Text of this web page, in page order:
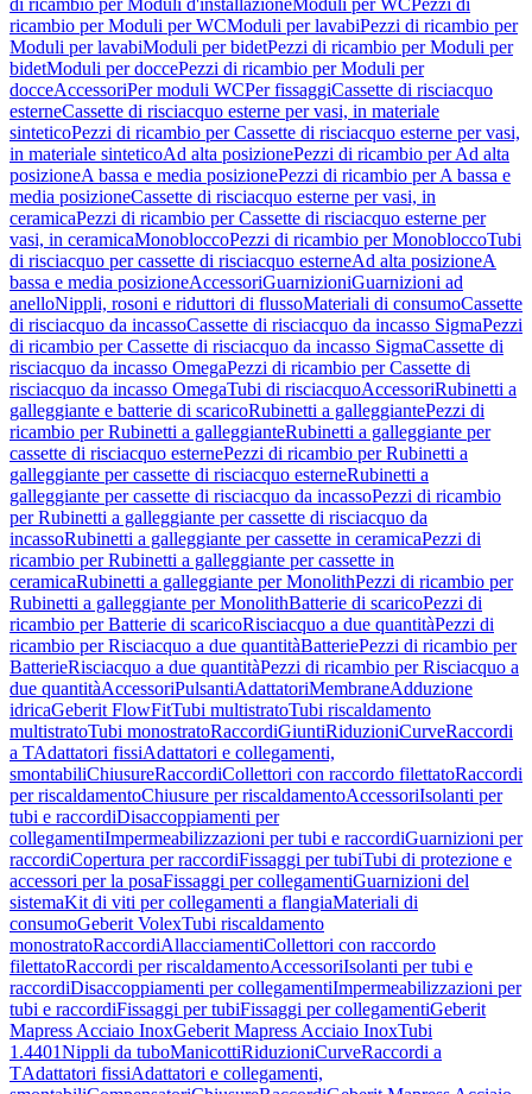
di ricambio per Moduli d'installazioneModuli per WCPezzi di
ricambio per Moduli per WCModuli per lavabiPezzi di ricambio per
Moduli per lavabiModuli per bidetPezzi di ricambio per Moduli per
bidetModuli per doccePezzi di ricambio per Moduli per
docceAccessoriPer moduli WCPer fissaggiCassette di risciacquo
esterneCassette di risciacquo esterne per vasi, in materiale
sinteticoPezzi di ricambio per Cassette di risciacquo esterne per vasi,
in materiale sinteticoAd alta posizionePezzi di ricambio per Ad alta
posizioneA bassa e media posizionePezzi di ricambio per A bassa e
media posizioneCassette di risciacquo esterne per vasi, in
ceramicaPezzi di ricambio per Cassette di risciacquo esterne per
vasi, in ceramicaMonobloccoPezzi di ricambio per MonobloccoTubi
di risciacquo per cassette di risciacquo esterneAd alta posizioneA
bassa e media posizioneAccessoriGuarnizioniGuarnizioni ad
anelloNippli, rosoni e riduttori di flussoMateriali di consumoCassette
di risciacquo da incassoCassette di risciacquo da incasso SigmaPezzi
di ricambio per Cassette di risciacquo da incasso SigmaCassette di
risciacquo da incasso OmegaPezzi di ricambio per Cassette di
risciacquo da incasso OmegaTubi di risciacquoAccessoriRubinetti a
galleggiante e batterie di scaricoRubinetti a galleggiantePezzi di
ricambio per Rubinetti a galleggianteRubinetti a galleggiante per
cassette di risciacquo esternePezzi di ricambio per Rubinetti a
galleggiante per cassette di risciacquo esterneRubinetti a
galleggiante per cassette di risciacquo da incassoPezzi di ricambio
per Rubinetti a galleggiante per cassette di risciacquo da
incassoRubinetti a galleggiante per cassette in ceramicaPezzi di
ricambio per Rubinetti a galleggiante per cassette in
ceramicaRubinetti a galleggiante per MonolithPezzi di ricambio per
Rubinetti a galleggiante per MonolithBatterie di scaricoPezzi di
ricambio per Batterie di scaricoRisciacquo a due quantitàPezzi di
ricambio per Risciacquo a due quantitàBatteriePezzi di ricambio per
BatterieRisciacquo a due quantitàPezzi di ricambio per Risciacquo a
due quantitàAccessoriPulsantiAdattatoriMembraneAdduzione
idricaGeberit FlowFitTubi multistratoTubi riscaldamento
multistratoTubi monostratoRaccordiGiuntiRiduzioniCurveRaccordi
a TAdattatori fissiAdattatori e collegamenti,
smontabiliChiusureRaccordiCollettori con raccordo filettatoRaccordi
per riscaldamentoChiusure per riscaldamentoAccessoriIsolanti per
tubi e raccordiDisaccoppiamenti per
collegamentiImpermeabilizzazioni per tubi e raccordiGuarnizioni per
raccordiCopertura per raccordiFissaggi per tubiTubi di protezione e
accessori per la posaFissaggi per collegamentiGuarnizioni del
sistemaKit di viti per collegamenti a flangiaMateriali di
consumoGeberit VolexTubi riscaldamento
monostratoRaccordiAllacciamentiCollettori con raccordo
filettatoRaccordi per riscaldamentoAccessoriIsolanti per tubi e
raccordiDisaccoppiamenti per collegamentiImpermeabilizzazioni per
tubi e raccordiFissaggi per tubiFissaggi per collegamentiGeberit
Mapress Acciaio InoxGeberit Mapress Acciaio InoxTubi
1.4401Nippli da tuboManicottiRiduzioniCurveRaccordi a
TAdattatori fissiAdattatori e collegamenti,